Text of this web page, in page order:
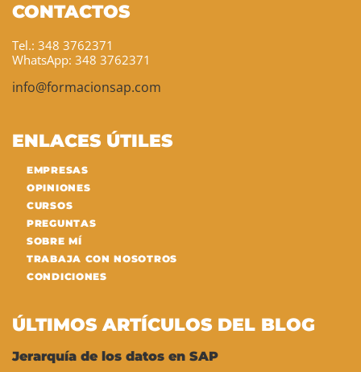
CONTACTOS
Tel.: 348 3762371
WhatsApp: 348 3762371
info@formacionsap.com
ENLACES ÚTILES
EMPRESAS
OPINIONES
CURSOS
PREGUNTAS
SOBRE MÍ
TRABAJA CON NOSOTROS
CONDICIONES
ÚLTIMOS ARTÍCULOS DEL BLOG
Jerarquía de los datos en SAP